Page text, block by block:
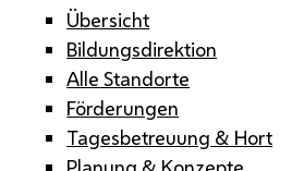
Übersicht
Bildungsdirektion
Alle Standorte
Förderungen
Tagesbetreuung & Hort